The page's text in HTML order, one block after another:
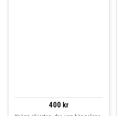
400 kr